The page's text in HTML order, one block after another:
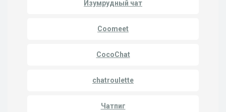
Изумрудный чат
Coomeet
CocoChat
chatroulette
Чатпиг